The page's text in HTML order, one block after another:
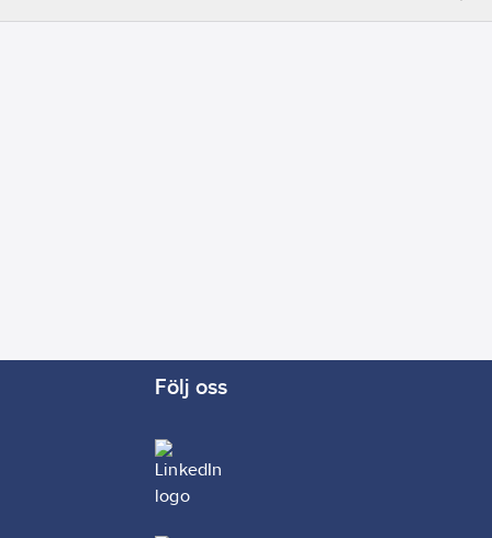
Följ oss